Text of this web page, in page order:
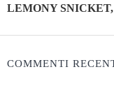
LEMONY
COMMENTI